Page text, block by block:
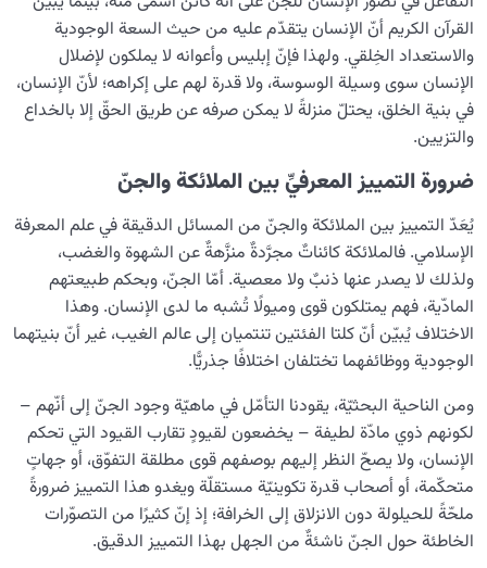
القرآن الكريم أنّ الإنسان يتقدّم عليه من حيث السعة الوجودية
والاستعداد الخِلقي. ولهذا فإنّ إبليس وأعوانه لا يملكون لإضلال
الإنسان سوى وسيلة الوسوسة، ولا قدرة لهم على إكراهه؛ لأنّ الإنسان،
في بنية الخلق، يحتلّ منزلةً لا يمكن صرفه عن طريق الحقّ إلا بالخداع
والتزيين.
ضرورة التمييز المعرفيِّ بين الملائكة والجنّ
يُعَدّ التمييز بين الملائكة والجنّ من المسائل الدقيقة في علم المعرفة
الإسلامي. فالملائكة كائناتٌ مجرَّدةٌ منزَّهةٌ عن الشهوة والغضب،
ولذلك لا يصدر عنها ذنبٌ ولا معصية. أمّا الجنّ، وبحكم طبيعتهم
المادّية، فهم يمتلكون قوى وميولًا تُشبه ما لدى الإنسان. وهذا
الاختلاف يُبيّن أنّ كلتا الفئتين تنتميان إلى عالم الغيب، غير أنّ بنيتهما
الوجودية ووظائفهما تختلفان اختلافًا جذريًّا.
ومن الناحية البحثيّة، يقودنا التأمّل في ماهيّة وجود الجنّ إلى أنّهم –
لكونهم ذوي مادّة لطيفة – يخضعون لقيودٍ تقارب القيود التي تحكم
الإنسان، ولا يصحّ النظر إليهم بوصفهم قوى مطلقة التفوّق، أو جهاتٍ
متحكّمة، أو أصحاب قدرة تكوينيّة مستقلّة ويغدو هذا التمييز ضرورةً
ملحّةً للحيلولة دون الانزلاق إلى الخرافة؛ إذ إنّ كثيرًا من التصوّرات
الخاطئة حول الجنّ ناشئةٌ من الجهل بهذا التمييز الدقيق.